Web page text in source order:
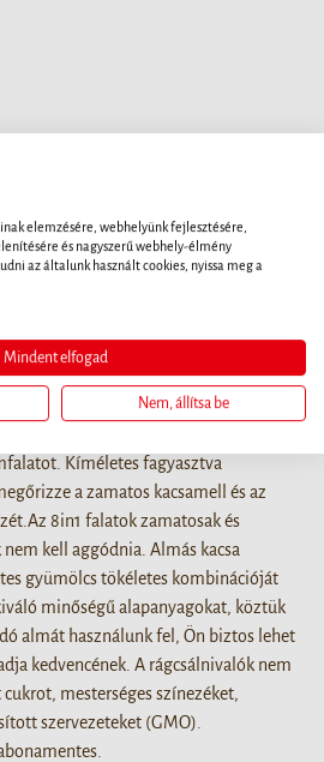
foglalkozni, és meg szeretné
vagy csupán azért, mert
Kíméletes fagyasztva
a zamatos kacsamell és az
8in1 falatok zamatosak és
kell aggódnia. Almás kacsa
gyümölcs tökéletes kombinációját
minőségű alapanyagokat, köztük
almát használunk fel, Ön biztos lehet
kedvencének. A rágcsálnivalók nem
mesterséges színezéket,
szervezeteket (GMO).
elemzésére, webhelyünk fejlesztésére,
és nagyszerű webhely-élmény
az általunk használt cookies, nyissa meg a
Mindent elfogad
Nem, állítsa be